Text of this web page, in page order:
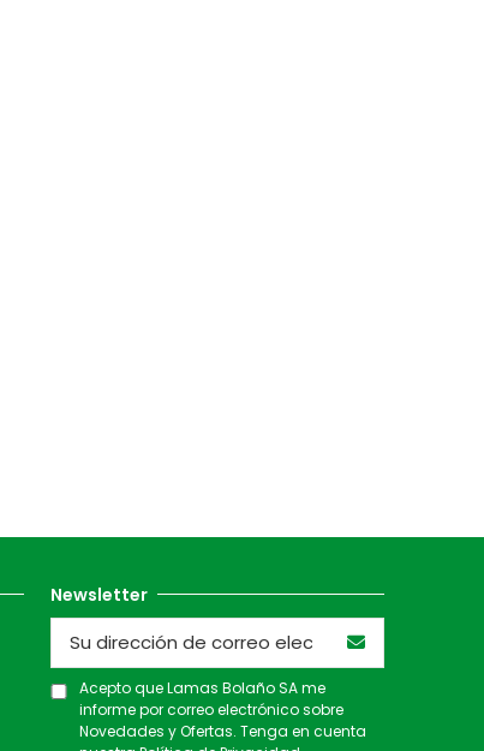
Newsletter
Acepto que Lamas Bolaño SA me
informe por correo electrónico sobre
Novedades y Ofertas. Tenga en cuenta